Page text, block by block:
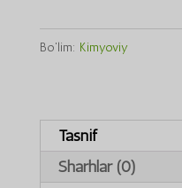
100L
Bo'lim: Kimyoviy
Tasnif
Sharhlar (0)